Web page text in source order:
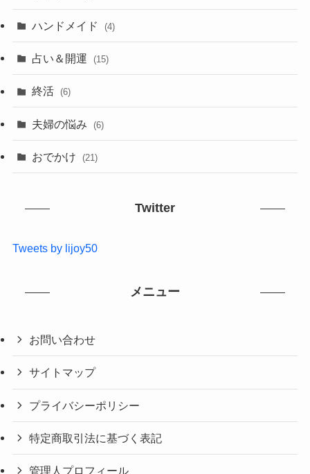
ハンドメイド (4)
占い＆開運 (15)
終活 (6)
夫婦の悩み (6)
おでかけ (21)
Twitter
Tweets by lijoy50
メニュー
お問い合わせ
サイトマップ
プライバシーポリシー
特定商取引法に基づく表記
管理人プロフィール